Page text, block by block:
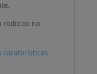
rodízios na
caraterísticas